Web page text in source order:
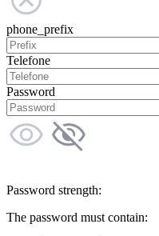
phone_prefix
Telefone
Password
Password strength:
The password must contain: